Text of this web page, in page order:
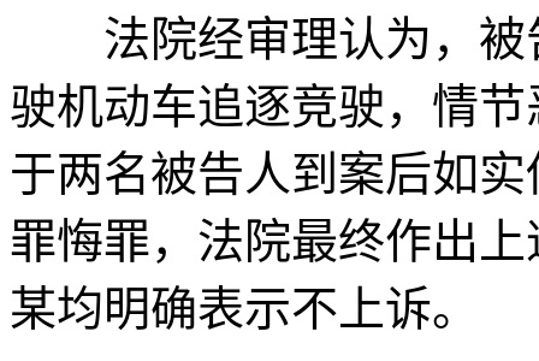
法院经审理认为，被
驶机动车追逐竞驶，情
于两名被告人到案后如
罪悔罪，法院最终作出
某均明确表示不上诉。